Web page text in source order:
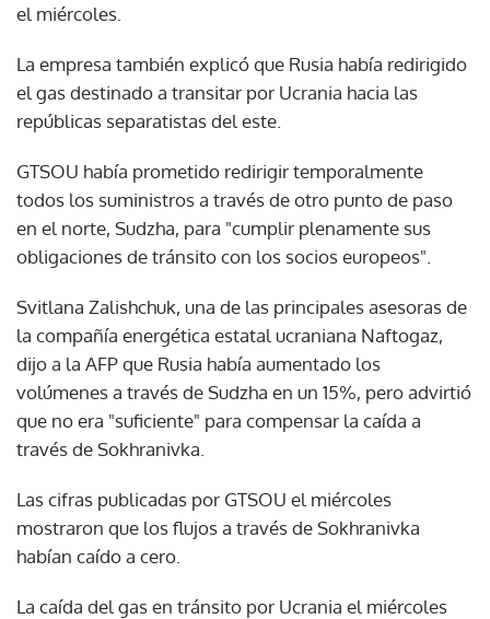
el miércoles.
La empresa también explicó que Rusia había redirigido
el gas destinado a transitar por Ucrania hacia las
repúblicas separatistas del este.
GTSOU había prometido redirigir temporalmente
todos los suministros a través de otro punto de paso
en el norte, Sudzha, para "cumplir plenamente sus
obligaciones de tránsito con los socios europeos".
Svitlana Zalishchuk, una de las principales asesoras de
la compañía energética estatal ucraniana Naftogaz,
dijo a la AFP que Rusia había aumentado los
volúmenes a través de Sudzha en un 15%, pero advirtió
que no era "suficiente" para compensar la caída a
través de Sokhranivka.
Las cifras publicadas por GTSOU el miércoles
mostraron que los flujos a través de Sokhranivka
habían caído a cero.
La caída del gas en tránsito por Ucrania el miércoles